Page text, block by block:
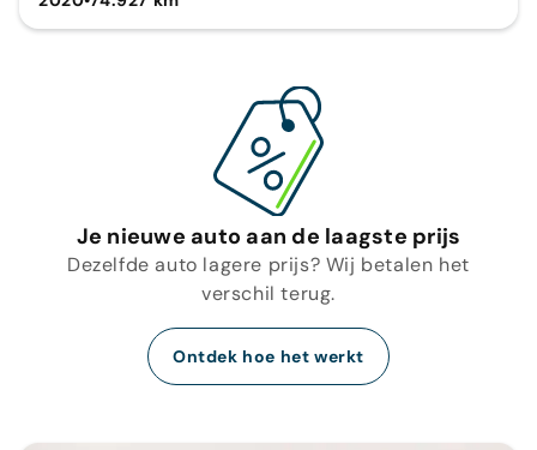
Je nieuwe auto aan de laagste prijs
Dezelfde auto lagere prijs? Wij betalen het
verschil terug.
Ontdek hoe het werkt